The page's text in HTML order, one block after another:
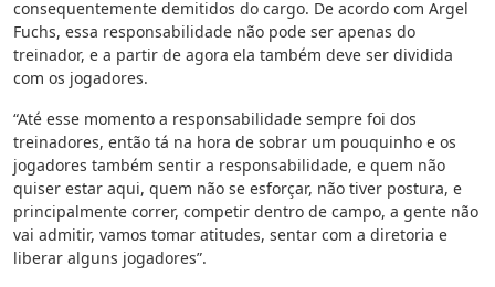
consequentemente demitidos do cargo. De acordo com Argel
Fuchs, essa responsabilidade não pode ser apenas do
treinador, e a partir de agora ela também deve ser dividida
com os jogadores.
“Até esse momento a responsabilidade sempre foi dos
treinadores, então tá na hora de sobrar um pouquinho e os
jogadores também sentir a responsabilidade, e quem não
quiser estar aqui, quem não se esforçar, não tiver postura, e
principalmente correr, competir dentro de campo, a gente não
vai admitir, vamos tomar atitudes, sentar com a diretoria e
liberar alguns jogadores”.